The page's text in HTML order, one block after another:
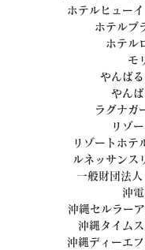
ホテルヒュー
ホテルブ
ホテル
モ
やんば
やん
ラグナガ
リゾ
リゾートホテ
ルネッサンス
一般財団法
沖
沖縄セルラー
沖縄タイム
沖縄ディーエ